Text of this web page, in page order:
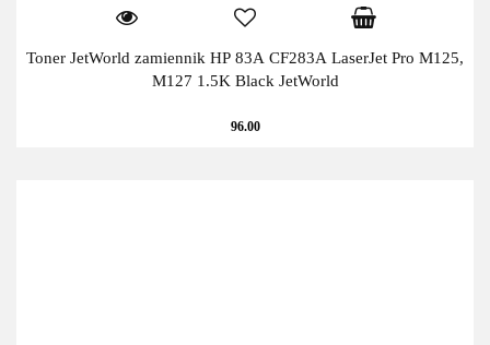
Toner JetWorld zamiennik HP 83A CF283A LaserJet Pro M125,
M127 1.5K Black JetWorld
96.00